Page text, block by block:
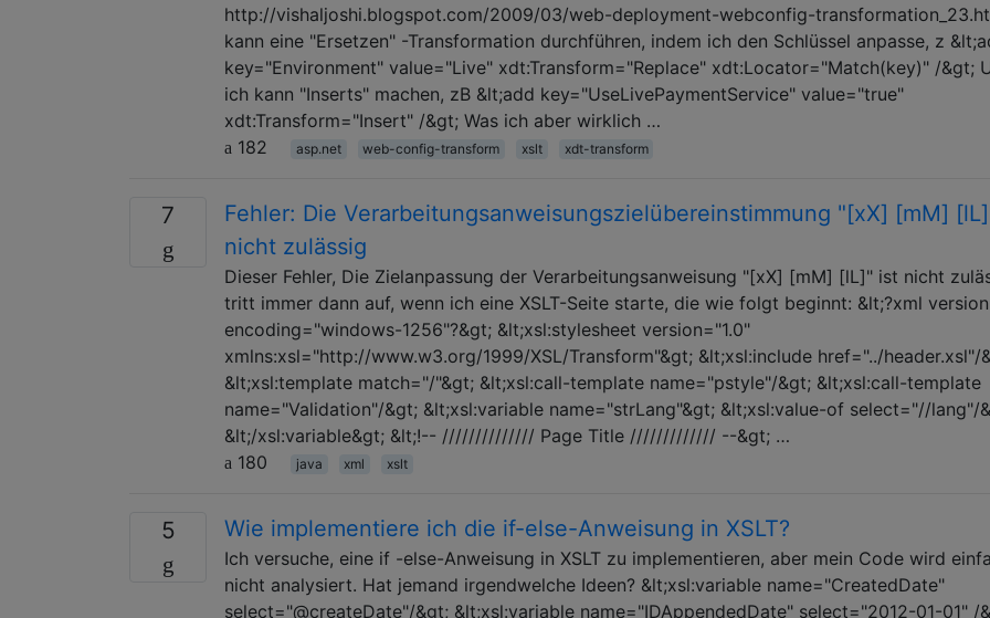
http://vishaljoshi.blogspot.com/2009/03/web-deployment-webconfig-
kann eine "Ersetzen" -Transformation durchführen, indem ich den Schlüssel anpasse, z
key="Environment" value="Live" xdt:Transform="Replace" xdt:Locator="Match(key)" /&gt;
ich kann "Inserts" machen, zB &lt;add key="UseLivePaymentService" value="true"
xdt:Transform="Insert" /&gt; Was ich aber wirklich …
182
asp.net web-config-transform xslt xdt-transform
7
Fehler: Die Verarbeitungsanweisungszielübereinstimmung "[xX] [mM]
nicht zulässig
Dieser Fehler, Die Zielanpassung der Verarbeitungsanweisung "[xX] [mM] [lL]" ist nicht
tritt immer dann auf, wenn ich eine XSLT-Seite starte, die wie folgt beginnt: &lt;?xml
encoding="windows-1256"?&gt; &lt;xsl:stylesheet version="1.0"
xmlns:xsl="http://www.w3.org/1999/XSL/Transform"&gt; &lt;xsl:include href="../header.xsl"/
&lt;xsl:template match="/"&gt; &lt;xsl:call-template name="pstyle"/&gt; &lt;xsl:call-template
name="Validation"/&gt; &lt;xsl:variable name="strLang"&gt; &lt;xsl:value-of select="//lang"/
&lt;/xsl:variable&gt; &lt;!-- ////////////// Page Title ///////////// --&gt; …
180
java xml xslt
5 Wie implementiere ich die if-else-Anweisung in XSLT?
Ich versuche, eine if -else-Anweisung in XSLT zu implementieren, aber mein Code wird
nicht analysiert. Hat jemand irgendwelche Ideen? &lt;xsl:variable name="CreatedDate"
select="@createDate"/&gt; &lt;xsl:variable name="IDAppendedDate" select="2012-01-01" /